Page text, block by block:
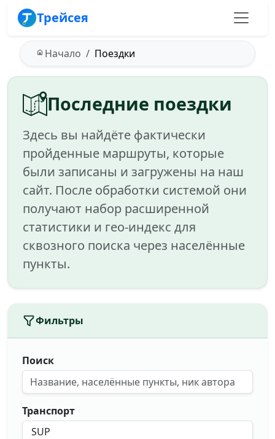
Трейсея
Начало Поездки
Последние поездки
Здесь вы найдёте фактически
пройденные маршруты, которые
были записаны и загружены на наш
сайт. После обработки системой они
получают набор расширенной
статистики и гео-индекс для
сквозного поиска через населённые
пункты.
Фильтры
Поиск
Транспорт